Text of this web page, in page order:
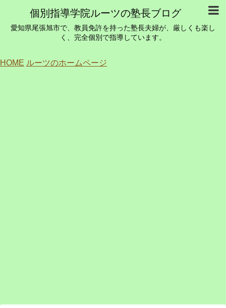
個別指導学院ルーツの塾長ブログ
愛知県尾張旭市で、教員免許を持った塾長夫婦が、厳しくも楽し
く、完全個別で指導しています。
HOME ルーツのホームページ